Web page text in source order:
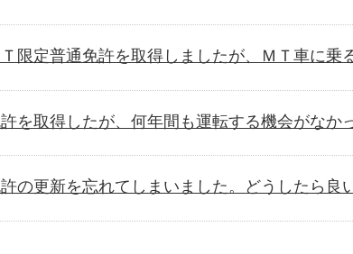
限定普通免許を取得しましたが、ＭＴ車に乗
を取得したが、何年間も運転する機会がなか
の更新を忘れてしまいました。どうしたら良